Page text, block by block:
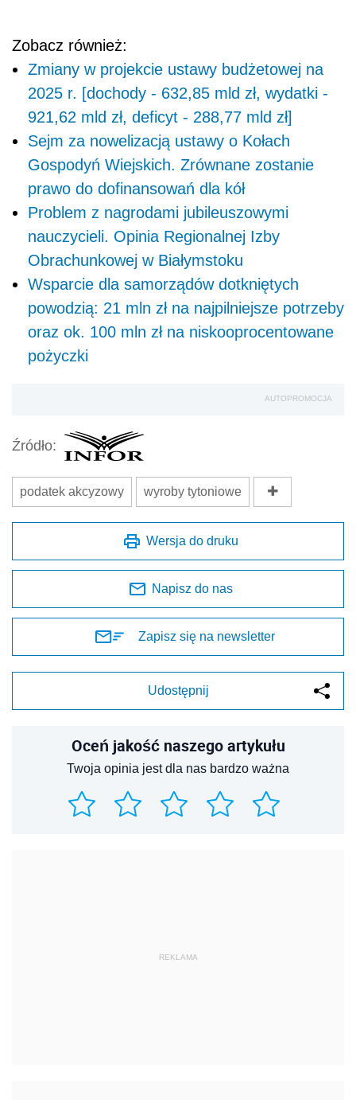
Zobacz również:
Zmiany w projekcie ustawy budżetowej na
2025 r. [dochody - 632,85 mld zł, wydatki -
921,62 mld zł, deficyt - 288,77 mld zł]
Sejm za nowelizacją ustawy o Kołach
Gospodyń Wiejskich. Zrównane zostanie
prawo do dofinansowań dla kół
Problem z nagrodami jubileuszowymi
nauczycieli. Opinia Regionalnej Izby
Obrachunkowej w Białymstoku
Wsparcie dla samorządów dotkniętych
powodzią: 21 mln zł na najpilniejsze potrzeby
oraz ok. 100 mln zł na niskooprocentowane
pożyczki
AUTOPROMOCJA
Źródło:
podatek akcyzowy wyroby tytoniowe
Wersja do druku
Napisz do nas
Zapisz się na newsletter
Udostępnij
Oceń jakość naszego artykułu
Twoja opinia jest dla nas bardzo ważna
REKLAMA